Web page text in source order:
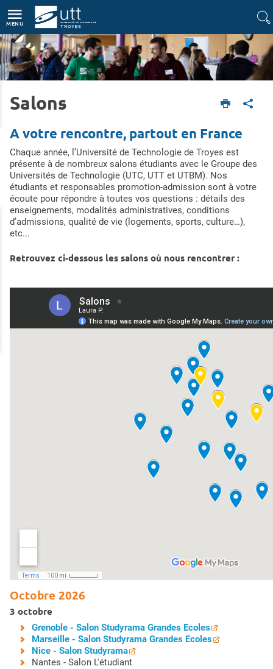
MENU
Accueil Formations
Salons
A votre rencontre, partout en France
Chaque année, l’Université de Technologie de Troyes est
présente à de nombreux salons étudiants avec le Groupe des
Universités de Technologie (UTC, UTT et UTBM). Nos
étudiants et responsables promotion-admission sont à votre
écoute pour répondre à toutes vos questions : détails des
enseignements, modalités administratives, conditions
d’admissions, qualité de vie (logements, sports, culture…),
etc...
Retrouvez ci-dessous les salons où nous rencontrer :
Octobre 2026
3 octobre
Grenoble - Salon Studyrama Grandes Ecoles
Marseille - Salon Studyrama Grandes Ecoles
Nice - Salon Studyrama
Nantes - Salon L'étudiant